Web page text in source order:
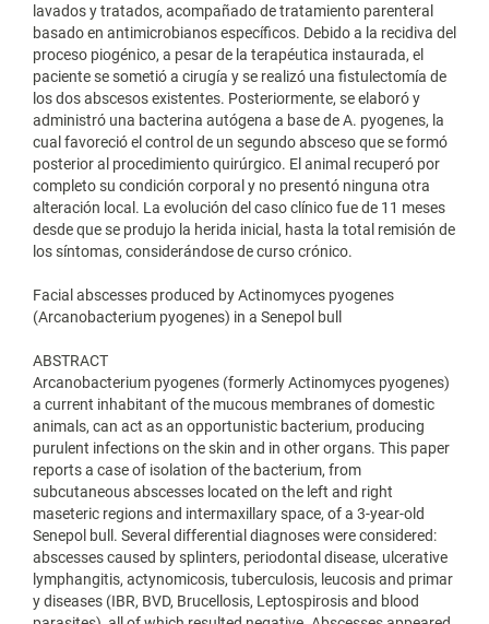
lavados y tratados, acompañado de tratamiento parenteral
basado en antimicrobianos específicos. Debido a la recidiva del
proceso piogénico, a pesar de la terapéutica instaurada, el
paciente se sometió a cirugía y se realizó una fistulectomía de
los dos abscesos existentes. Posteriormente, se elaboró y
administró una bacterina autógena a base de A. pyogenes, la
cual favoreció el control de un segundo absceso que se formó
posterior al procedimiento quirúrgico. El animal recuperó por
completo su condición corporal y no presentó ninguna otra
alteración local. La evolución del caso clínico fue de 11 meses
desde que se produjo la herida inicial, hasta la total remisión de
los síntomas, considerándose de curso crónico.
Facial abscesses produced by Actinomyces pyogenes
(Arcanobacterium pyogenes) in a Senepol bull
ABSTRACT
Arcanobacterium pyogenes (formerly Actinomyces pyogenes)
a current inhabitant of the mucous membranes of domestic
animals, can act as an opportunistic bacterium, producing
purulent infections on the skin and in other organs. This paper
reports a case of isolation of the bacterium, from
subcutaneous abscesses located on the left and right
maseteric regions and intermaxillary space, of a 3-year-old
Senepol bull. Several differential diagnoses were considered:
abscesses caused by splinters, periodontal disease, ulcerative
lymphangitis, actynomicosis, tuberculosis, leucosis and primar
y diseases (IBR, BVD, Brucellosis, Leptospirosis and blood